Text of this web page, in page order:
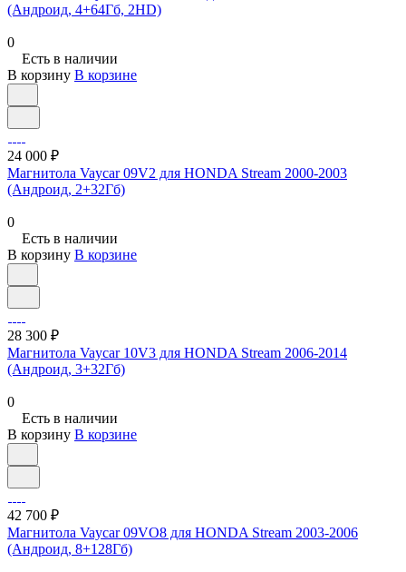
(Андроид, 4+64Гб, 2HD)
0
Есть в наличии
В корзину В корзине
24 000 ₽
Магнитола Vaycar 09V2 для HONDA Stream 2000-2003
(Андроид, 2+32Гб)
0
Есть в наличии
В корзину В корзине
28 300 ₽
Магнитола Vaycar 10V3 для HONDA Stream 2006-2014
(Андроид, 3+32Гб)
0
Есть в наличии
В корзину В корзине
42 700 ₽
Магнитола Vaycar 09VO8 для HONDA Stream 2003-2006
(Андроид, 8+128Гб)